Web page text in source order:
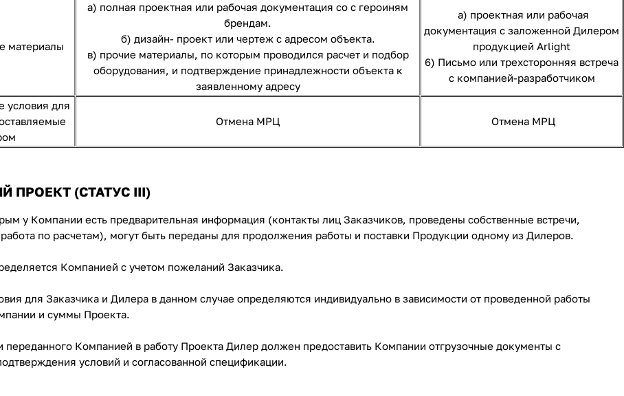
материалы
а) полная проектная или рабочая документация со с героиням
брендам.
б) дизайн- проект или чертеж с адресом объекта.
в) прочие материалы, по которым проводился расчет и подбор
оборудования, и подтверждение принадлежности объекта к
заявленному адресу
а) проектная или рабочая
документация с заложенной Дилером
продукцией Arlight
6) Письмо или трехсторонняя встреча
с компанией-разработчиком
условия для
Отмена МРЦ Отмена МРЦ
ПРОЕКТ (СТАТУС III)
у Компании есть предварительная информация (контакты лиц Заказчиков, проведены собственные встречи,
по расчетам), могут быть переданы для продолжения работы и поставки Продукции одному из Дилеров.
Компанией с учетом пожеланий Заказчика.
для Заказчика и Дилера в данном случае определяются индивидуально в зависимости от проведенной работы
и суммы Проекта.
переданного Компанией в работу Проекта Дилер должен предоставить Компании отгрузочные документы с
условий и согласованной спецификации.